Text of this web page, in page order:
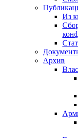
Из
Архив